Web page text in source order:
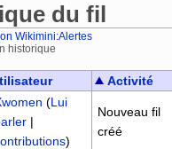
du fil
Wikimini:Alertes
historique
Activité
(Lui
|
)
Nouveau fil
créé